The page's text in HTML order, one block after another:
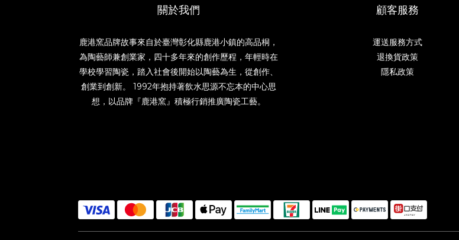
關於我們
鹿港窯品牌故事來自於臺灣彰化縣鹿港小鎮的高品桐，
為陶藝師兼創業家，四十多年來的創作歷程，年輕時在
學校學習陶瓷，踏入社會後開始以陶藝為生，從創作、
創業到創新。 1992年抱持著飲水思源不忘本的中心思
想，以品牌『鹿港窯』積極行銷推廣陶瓷工藝。
顧客服務
運送服務方式
退換貨政策
隱私政策